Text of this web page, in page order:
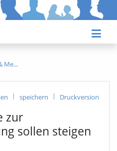
Me
| speichern | Druckversion
zur
sollen steigen